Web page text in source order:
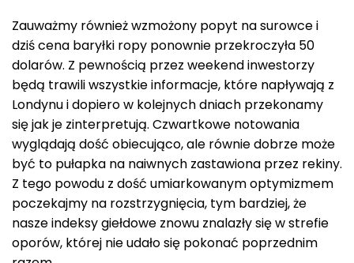
Zauważmy również wzmożony popyt na surowce i
dziś cena baryłki ropy ponownie przekroczyła 50
dolarów. Z pewnością przez weekend inwestorzy
będą trawili wszystkie informacje, które napływają z
Londynu i dopiero w kolejnych dniach przekonamy
się jak je zinterpretują. Czwartkowe notowania
wyglądają dość obiecująco, ale równie dobrze może
być to pułapka na naiwnych zastawiona przez rekiny.
Z tego powodu z dość umiarkowanym optymizmem
poczekajmy na rozstrzygnięcia, tym bardziej, że
nasze indeksy giełdowe znowu znalazły się w strefie
oporów, której nie udało się pokonać poprzednim